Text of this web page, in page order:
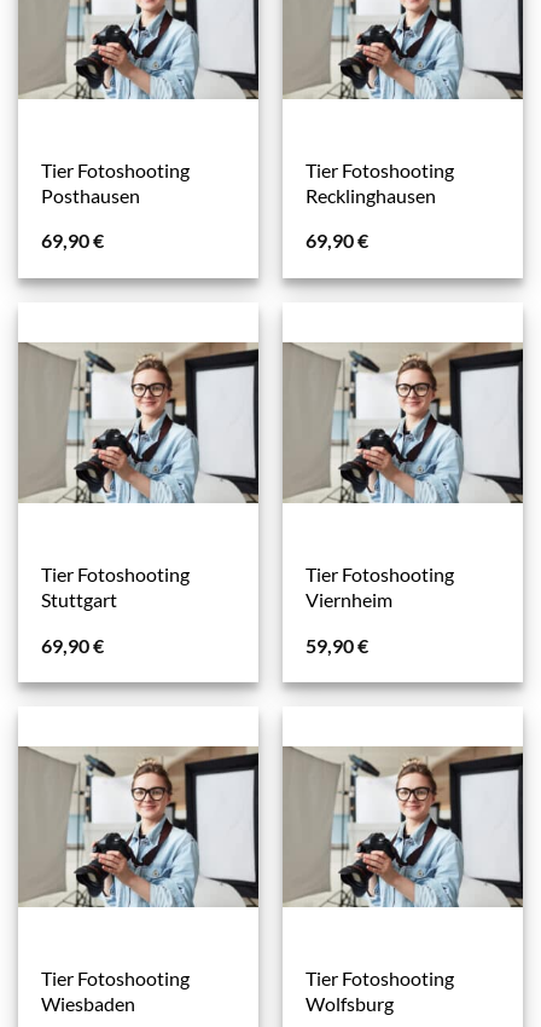
Tier Fotoshooting
Posthausen
69,90€
Tier Fotoshooting
Recklinghausen
69,90€
Tier Fotoshooting
Stuttgart
69,90€
Tier Fotoshooting
Viernheim
59,90€
Tier Fotoshooting
Wiesbaden
Tier Fotoshooting
Wolfsburg